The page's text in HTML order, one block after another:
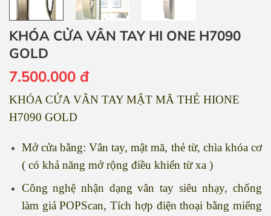
KHÓA CỬA VÂN TAY HI ONE H7090
GOLD
7.500.000 đ
KHÓA CỬA VÂN TAY MẬT MÃ THẺ HIONE
H7090 GOLD
Mở cửa bằng: Vân tay, mật mã, thẻ từ, chìa khóa cơ
( có khả năng mở rộng điều khiển từ xa )
Công nghệ nhận dạng vân tay siêu nhạy, chống
làm giả POPScan, Tích hợp điện thoại bằng miếng